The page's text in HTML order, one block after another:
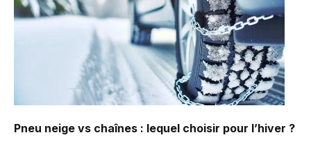
Pneu neige vs chaînes : lequel choisir pour l’hiver ?